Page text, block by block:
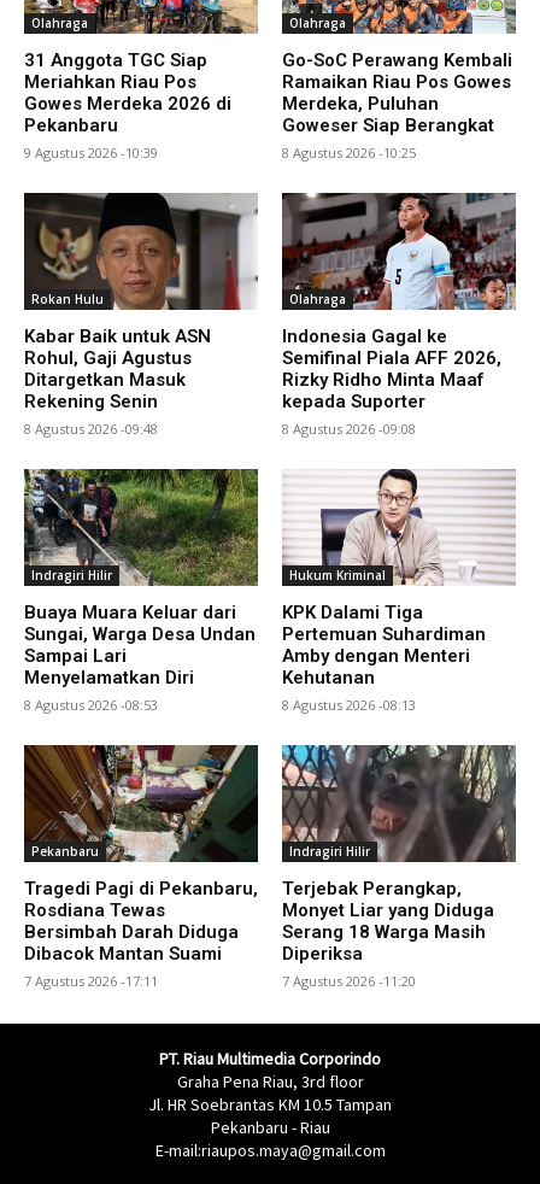
Olahraga
31 Anggota TGC Siap
Meriahkan Riau Pos
Gowes Merdeka 2026 di
Pekanbaru
9 Agustus 2026 -10:39
Olahraga
Go-SoC Perawang Kembali
Ramaikan Riau Pos Gowes
Merdeka, Puluhan
Goweser Siap Berangkat
8 Agustus 2026 -10:25
Rokan Hulu
Kabar Baik untuk ASN
Rohul, Gaji Agustus
Ditargetkan Masuk
Rekening Senin
8 Agustus 2026 -09:48
Olahraga
Indonesia Gagal ke
Semifinal Piala AFF 2026,
Rizky Ridho Minta Maaf
kepada Suporter
8 Agustus 2026 -09:08
Indragiri Hilir
Buaya Muara Keluar dari
Sungai, Warga Desa Undan
Sampai Lari
Menyelamatkan Diri
8 Agustus 2026 -08:53
Hukum Kriminal
KPK Dalami Tiga
Pertemuan Suhardiman
Amby dengan Menteri
Kehutanan
8 Agustus 2026 -08:13
Pekanbaru
Tragedi Pagi di Pekanbaru,
Rosdiana Tewas
Bersimbah Darah Diduga
Dibacok Mantan Suami
7 Agustus 2026 -17:11
Indragiri Hilir
Terjebak Perangkap,
Monyet Liar yang Diduga
Serang 18 Warga Masih
Diperiksa
7 Agustus 2026 -11:20
PT. Riau Multimedia Corporindo
Graha Pena Riau, 3rd floor
Jl. HR Soebrantas KM 10.5 Tampan
Pekanbaru - Riau
E-mail:riaupos.maya@gmail.com